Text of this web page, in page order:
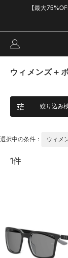
【最大
ウィメンズ＋
絞り込み
選択中の条件： ウィメ
1件